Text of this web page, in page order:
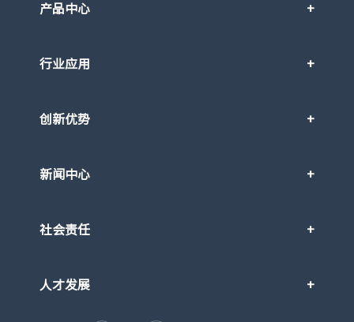
产品中心
行业应用
创新优势
新闻中心
社会责任
人才发展